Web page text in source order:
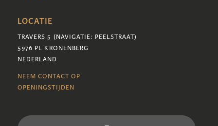
LOCATIE
TRAVERS 5 (NAVIGATIE: PEELSTRAAT)
5976 PL KRONENBERG
NEDERLAND
NEEM CONTACT OP
OPENINGSTIJDEN